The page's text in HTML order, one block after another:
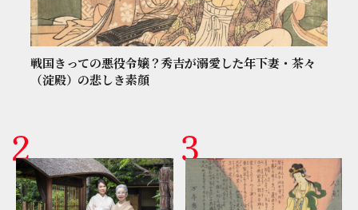
戦国きっての悪役令嬢？秀吉が溺愛した年下妻・茶々
（淀殿）の悲しき素顔